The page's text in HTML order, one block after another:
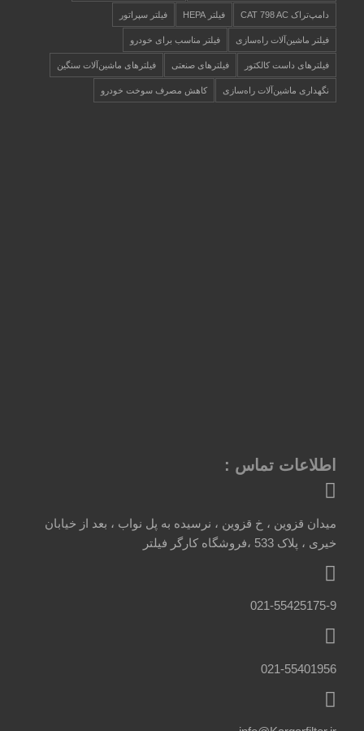
دامپ‌تراک CAT 798 AC فیلتر HEPA فیلتر سپراتور
فیلتر ماشین‌آلات راه‌سازی فیلتر مناسب برای خودرو
فیلترهای داست کالکتور فیلترهای صنعتی فیلترهای ماشین‌آلات سنگین
نگهداری ماشین‌آلات راه‌سازی کاهش مصرف سوخت خودرو
اطلاعات تماس :
میدان قزوین ، خ قزوین ، نرسیده به پل نواب ، بعد از خیابان
خیری ، پلاک 533 ،فروشگاه کارگر فیلتر
021-55425175-9
021-55401956